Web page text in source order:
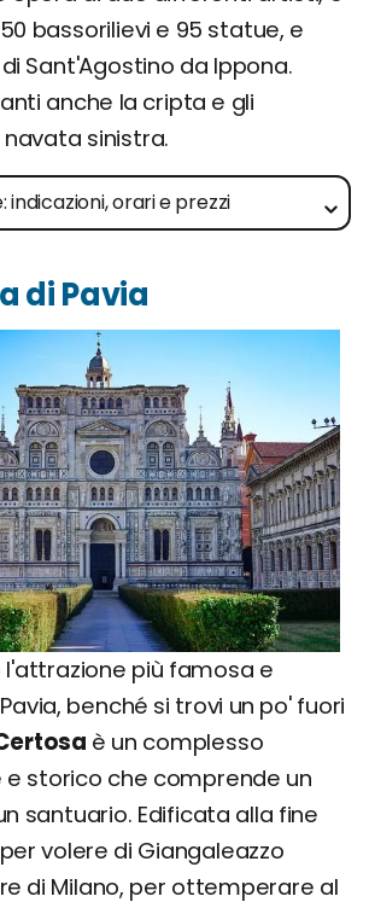
bassorilievi e 95 statue, e
Sant'Agostino da Ippona.
anche la cripta e gli
sinistra.
indicazioni, orari e prezzi
di Pavia
l'attrazione più famosa e
benché si trovi un po' fuori
è un complesso
storico che comprende un
santuario. Edificata alla fine
volere di Giangaleazzo
di Milano, per ottemperare al